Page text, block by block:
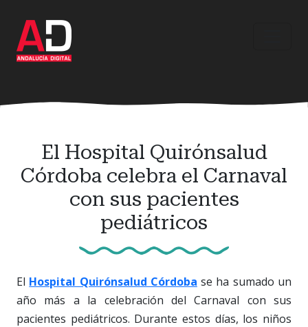
contenido
principal
El Hospital Quirónsalud
Córdoba celebra el Carnaval
con sus pacientes
pediátricos
El Hospital Quirónsalud Córdoba se ha sumado un
año más a la celebración del Carnaval con sus
pacientes pediátricos. Durante estos días, los niños